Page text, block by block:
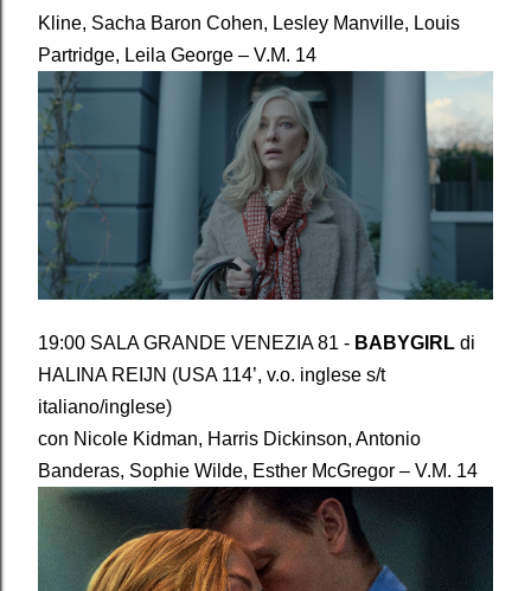
Kline, Sacha Baron Cohen, Lesley Manville, Louis
Partridge, Leila George – V.M. 14
19:00 SALA GRANDE VENEZIA 81 - BABYGIRL di
HALINA REIJN (USA 114’, v.o. inglese s/t
italiano/inglese)
con Nicole Kidman, Harris Dickinson, Antonio
Banderas, Sophie Wilde, Esther McGregor – V.M. 14